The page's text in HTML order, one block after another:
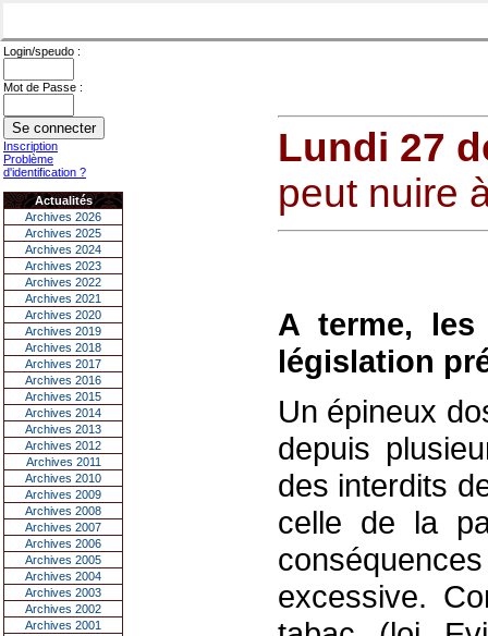
Login/speudo :
Mot de Passe :
Inscription
Problème
d'identification ?
Actualités
Archives 2026
Archives 2025
Archives 2024
Archives 2023
Archives 2022
Archives 2021
Archives 2020
Archives 2019
Archives 2018
Archives 2017
Archives 2016
Archives 2015
Archives 2014
Archives 2013
Archives 2012
Archives 2011
Archives 2010
Archives 2009
Archives 2008
Archives 2007
Archives 2006
Archives 2005
Archives 2004
Archives 2003
Archives 2002
Archives 2001
Lundi 27
peut nuire
A terme, les
législation
Un épineux
depuis
des interdits
celle de la
excessive.